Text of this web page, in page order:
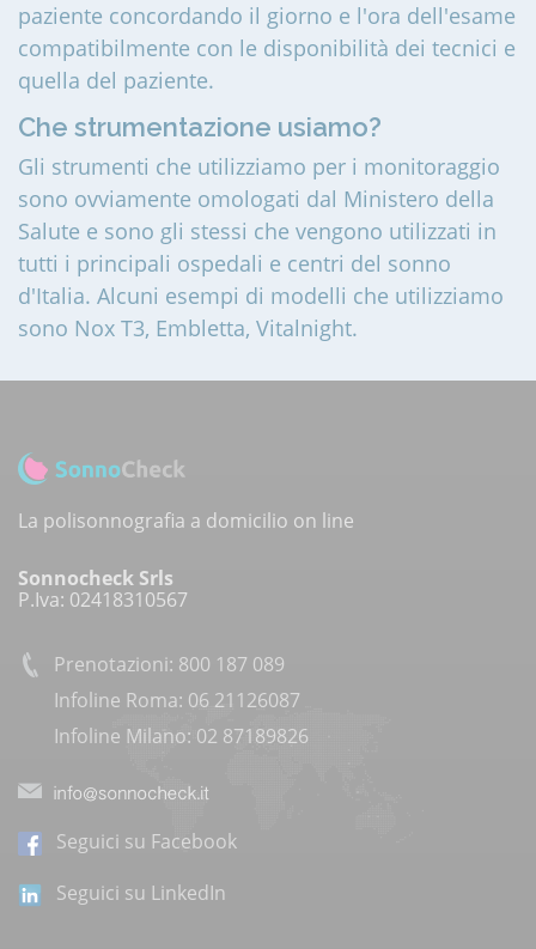
paziente concordando il giorno e l'ora dell'esame
compatibilmente con le disponibilità dei tecnici e
quella del paziente.
Che strumentazione usiamo?
Gli strumenti che utilizziamo per i monitoraggio
sono ovviamente omologati dal Ministero della
Salute e sono gli stessi che vengono utilizzati in
tutti i principali ospedali e centri del sonno
d'Italia. Alcuni esempi di modelli che utilizziamo
sono Nox T3, Embletta, Vitalnight.
La polisonnografia a domicilio on line
Sonnocheck Srls
P.Iva: 02418310567
Prenotazioni: 800 187 089
Infoline Roma: 06 21126087
Infoline Milano: 02 87189826
Seguici su Facebook
Seguici su LinkedIn